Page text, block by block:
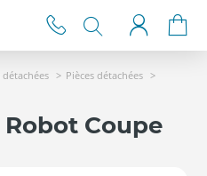
détachées
Pièces détachées
Coupe